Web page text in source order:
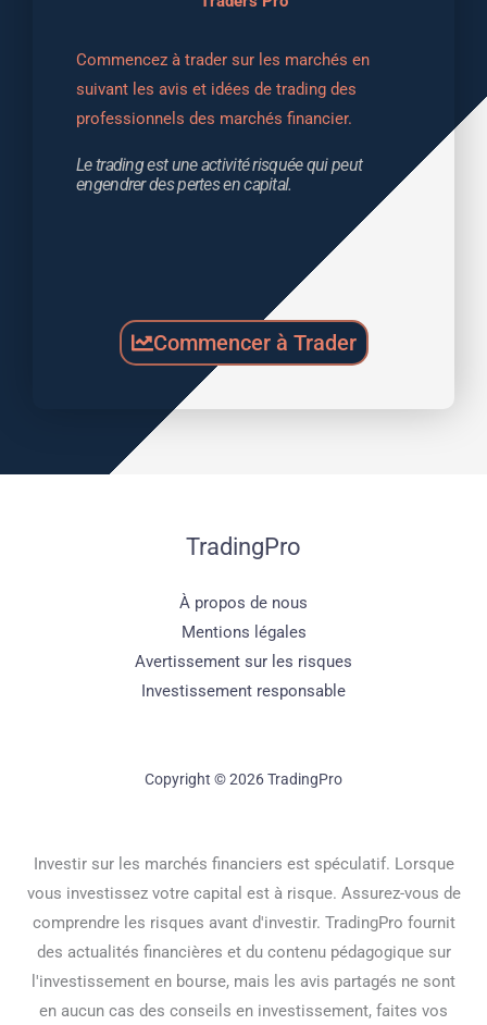
Commencez à trader sur les marchés en
suivant les avis et idées de trading des
professionnels des marchés financier.
Le trading est une activité risquée qui peut
engendrer des pertes en capital.
Commencer à Trader
TradingPro
À propos de nous
Mentions légales
Avertissement sur les risques
Investissement responsable
Copyright © 2026 TradingPro
Investir sur les marchés financiers est spéculatif. Lorsque
vous investissez votre capital est à risque. Assurez-vous de
comprendre les risques avant d'investir. TradingPro fournit
des actualités financières et du contenu pédagogique sur
l'investissement en bourse, mais les avis partagés ne sont
en aucun cas des conseils en investissement, faites vos